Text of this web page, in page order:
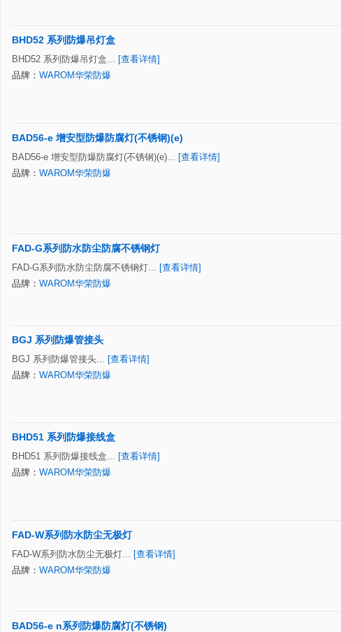
BHD52 系列防爆吊灯盒
BHD52 系列防爆吊灯盒... [查看详情]
品牌： WAROM华荣防爆
BAD56-e 增安型防爆防腐灯(不锈钢)(e)
BAD56-e 增安型防爆防腐灯(不锈钢)(e)... [查看详情]
品牌： WAROM华荣防爆
FAD-G系列防水防尘防腐不锈钢灯
FAD-G系列防水防尘防腐不锈钢灯... [查看详情]
品牌： WAROM华荣防爆
BGJ 系列防爆管接头
BGJ 系列防爆管接头...
[查看详情]
品牌： WAROM华荣防爆
BHD51 系列防爆接线盒
BHD51 系列防爆接线盒... [查看详情]
品牌： WAROM华荣防爆
FAD-W系列防水防尘无极灯
FAD-W系列防水防尘无极灯... [查看详情]
品牌： WAROM华荣防爆
BAD56-e n系列防爆防腐灯(不锈钢)